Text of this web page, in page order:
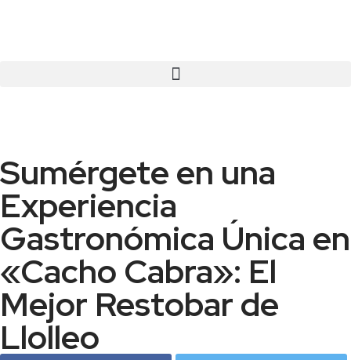
Sumérgete en una
Experiencia
Gastronómica Única en
«Cacho Cabra»: El
Mejor Restobar de
Llolleo